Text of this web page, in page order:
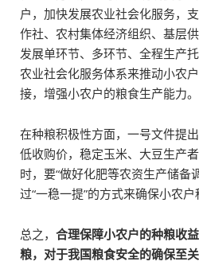
户，加快发展农业社会化服务，
作社、农村集体经济组织、基层
发展单环节、多环节、全程生产
农业社会化服务体系来推动小农
接，增强小农户的粮食生产能力。
在种粮积极性方面，一号文件提
低收购价，稳定玉米、大豆生产
时，要“做好化肥等农资生产储备
过“一稳一提”的方式来确保小农户
总之， 合理保障小农户的种粮收
粮，对于我国粮食安全的确保至关